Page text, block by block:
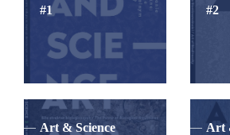
#1
#2
Art & Science
Art